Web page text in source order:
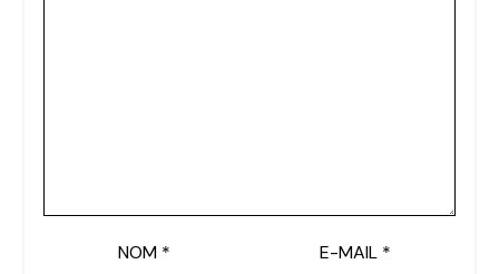
NOM * E-MAIL *